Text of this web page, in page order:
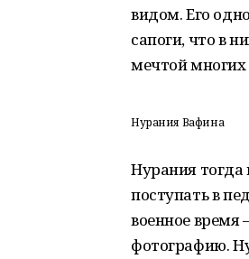
видом. Его
сапоги, что в
мечтой
Нурания Вафина
Нурания тогда
поступать в
военное время
фотографию.